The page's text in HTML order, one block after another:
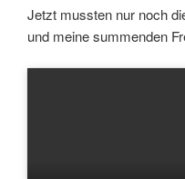
Jetzt mussten nur noch
und meine summenden